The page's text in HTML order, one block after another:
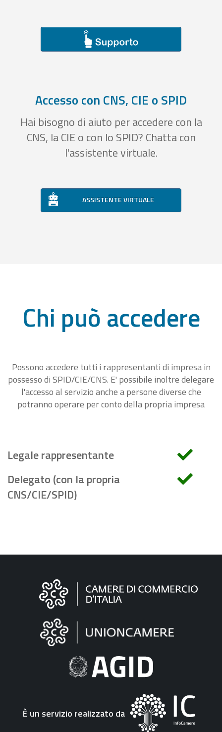
Accesso con CNS, CIE o SPID
Hai bisogno di aiuto per accedere con la
CNS, la CIE o con lo SPID? Chatta con
l'assistente virtuale.
ASSISTENTE VIRTUALE
Chi può accedere
Possono accedere tutti i rappresentanti di impresa in
possesso di SPID/CIE/CNS. E' possibile inoltre delegare
l'accesso al servizio anche a persone diverse che
potranno operare per conto della propria impresa
Legale rappresentante
Delegato (con la propria
CNS/CIE/SPID)
Informazioni
"Fattura
Elettronica"
È un servizio realizzato da